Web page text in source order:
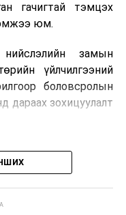
гачигтай тэмцэх
юм.
замын
үйлчилгээний
боловсролын
дараах зохицуулалт